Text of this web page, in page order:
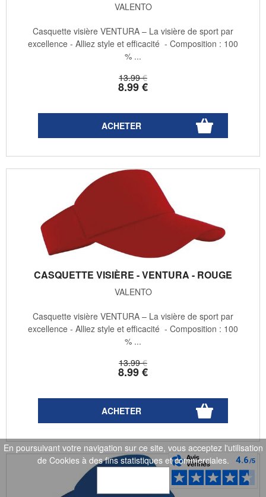
VALENTO
13.99 €
8.99€
Casquette visière VENTURA – La visière de sport par
excellence - Alliez style et efficacité - Composition : 100
% ...
CASQUETTE VISIÈRE - VENTURA - ROUGE
VALENTO
13.99 €
8.99€
Casquette visière VENTURA – La visière de sport par
excellence - Alliez style et efficacité - Composition : 100
% ...
En poursuivant votre navigation sur ce site, vous acceptez l'utilisation
de Cookies à des fins statistiques et commerciales.